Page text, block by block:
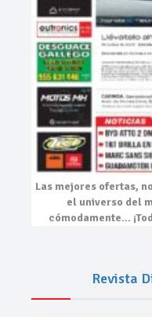
Las mejores ofertas,
el universo del
cómodamente…
Revista